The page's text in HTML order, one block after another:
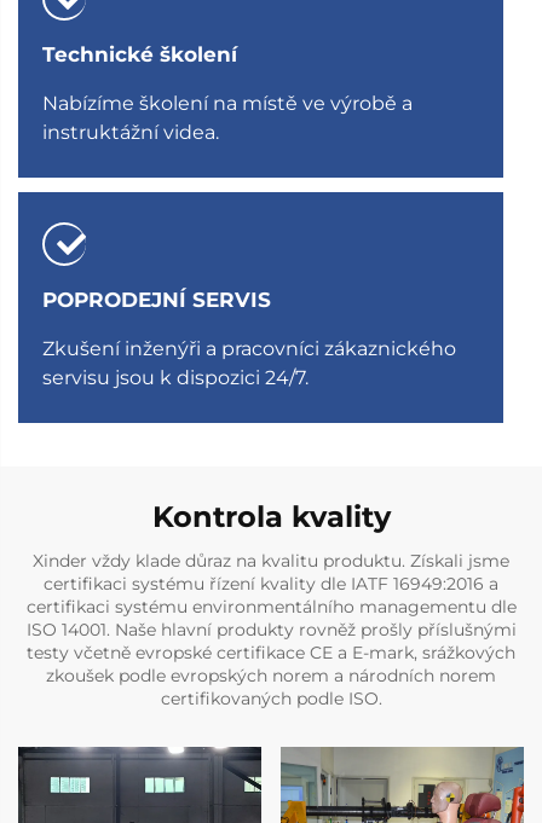
Technické školení
Nabízíme školení na místě ve výrobě a
instruktážní videa.
POPRODEJNÍ SERVIS
Zkušení inženýři a pracovníci zákaznického
servisu jsou k dispozici 24/7.
Kontrola kvality
Xinder vždy klade důraz na kvalitu produktu. Získali jsme
certifikaci systému řízení kvality dle IATF 16949:2016 a
certifikaci systému environmentálního managementu dle
ISO 14001. Naše hlavní produkty rovněž prošly příslušnými
testy včetně evropské certifikace CE a E-mark, srážkových
zkoušek podle evropských norem a národních norem
certifikovaných podle ISO.